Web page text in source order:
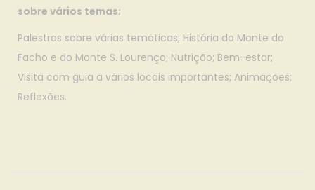
sobre vários temas;
Palestras sobre várias temáticas; História do Monte do
Facho e do Monte S. Lourenço; Nutrição; Bem-estar;
Visita com guia a vários locais importantes; Animações;
Reflexões.